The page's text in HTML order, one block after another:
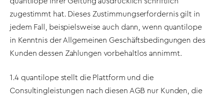
zugestimmt hat. Dieses Zustimmungserfordernis gilt in
jedem Fall, beispielsweise auch dann, wenn quantilope
in Kenntnis der Allgemeinen Geschäftsbedingungen des
Kunden dessen Zahlungen vorbehaltlos annimmt.
1.4 quantilope stellt die Plattform und die
Consultingleistungen nach diesen AGB nur Kunden, die